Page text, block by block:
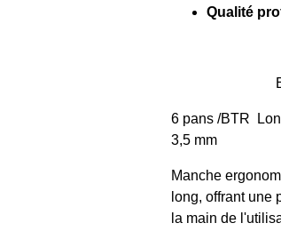
Qualité
6 pans /BTR
3,5 mm
Manche
long, offrant une
la main de